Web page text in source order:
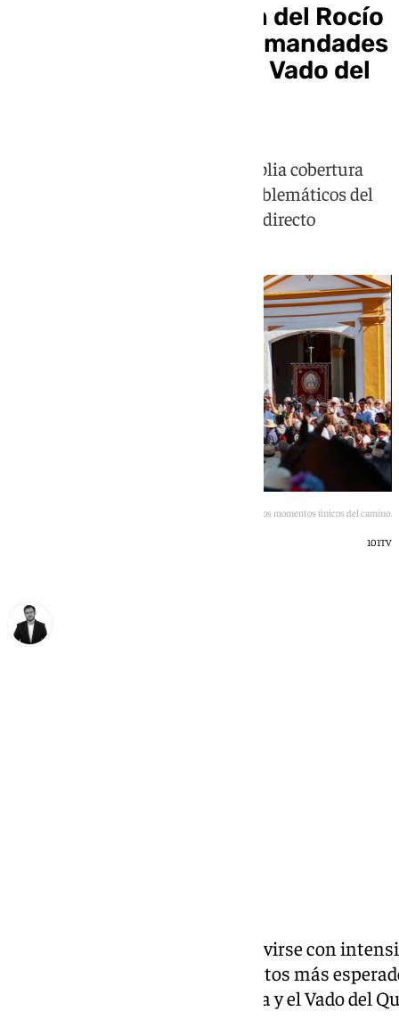
101TV vive la emoción del Rocío
con el paso de las hermandades
por Villamanrique y el Vado del
Nuestra televisión ofrece una amplia cobertura
desde dos de los enclaves más emblemáticos del
camino rociero, con emisiones en directo
Villamanrique y el Quema, dos momentos únicos del camino.
101TV
La Romería del Rocío vuelve a vivirse con
espectadores dos de los momentos más
por Villamanrique de la Condesa y el Vado del